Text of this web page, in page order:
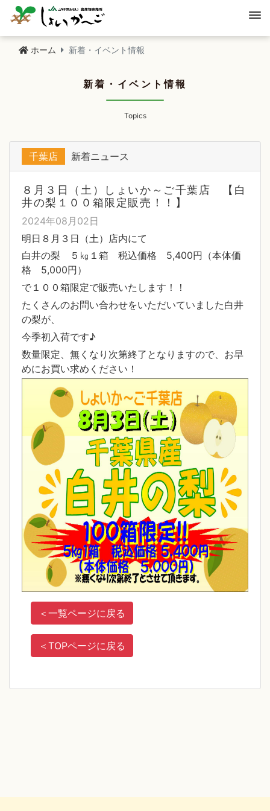
ホーム 新着・イベント情報
新着・イベント情報
Topics
千葉店 新着ニュース
８月３日（土）しょいか～ご千葉店 【白
井の梨１００箱限定販売！！】
2024年08月02日
明日８月３日（土）店内にて
白井の梨 ５㎏１箱 税込価格 5,400円（本体価
格 5,000円）
で１００箱限定で販売いたします！！
たくさんのお問い合わせをいただいていました白井
の梨が、
今季初入荷です♪
数量限定、無くなり次第終了となりますので、お早
めにお買い求めください！
＜ 一覧ページに戻る
＜ TOPページに戻る